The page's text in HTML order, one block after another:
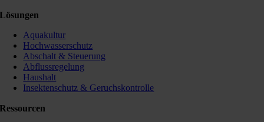
Lösungen
Aquakultur
Hochwasserschutz
Abschalt & Steuerung
Abflussregelung
Haushalt
Insektenschutz & Geruchskontrolle
Ressourcen